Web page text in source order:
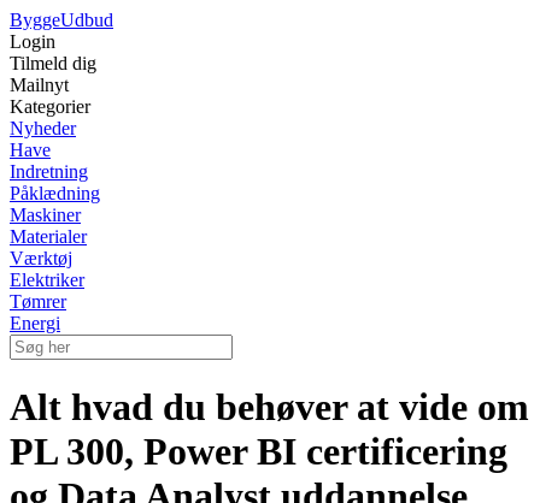
ByggeUdbud
Login
Tilmeld dig
Mailnyt
Kategorier
Nyheder
Have
Indretning
Påklædning
Maskiner
Materialer
Værktøj
Elektriker
Tømrer
Energi
Alt hvad du behøver at vide om
PL 300, Power BI certificering